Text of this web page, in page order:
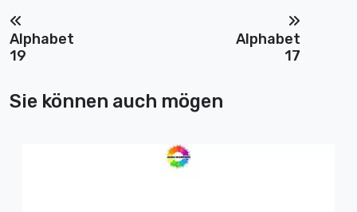
Alphabet
19
Alphabet
17
Sie können auch mögen